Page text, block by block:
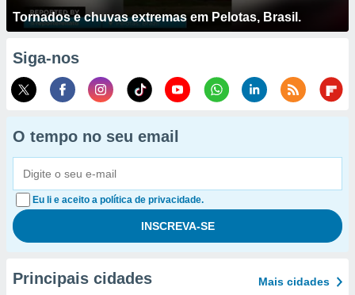
Tornados e chuvas extremas em Pelotas, Brasil.
Siga-nos
O tempo no seu email
Eu li e aceito a política de privacidade.
Principais cidades Mais cidades